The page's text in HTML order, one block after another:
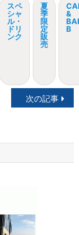
スペ
シャ
ル・
ドリ
ンク
夏
季
限
定
販
売
&
B
次の記事